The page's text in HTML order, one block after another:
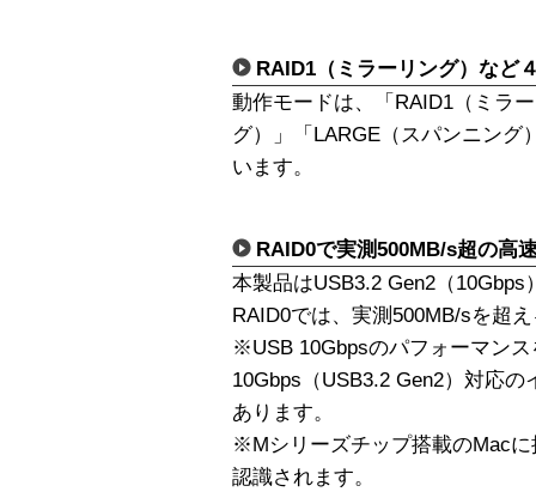
RAID1（ミラーリング）など
動作モードは、「RAID1（ミラ
グ）」「LARGE（スパンニング
います。
RAID0で実測500MB/s超の高
本製品はUSB3.2 Gen2（10Gbps
RAID0では、実測500MB/sを超
※USB 10Gbpsのパフォーマン
10Gbps（USB3.2 Gen2）対応
あります。
※Mシリーズチップ搭載のMac
認識されます。